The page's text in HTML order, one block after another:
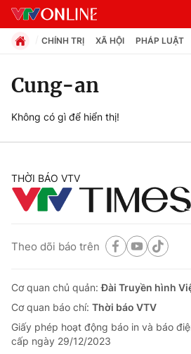
Chuyên mục
Chính trị
Xã hội
Thế giới
Tin tức
Kinh tế
CHÍNH TRỊ XÃ HỘI PHÁP LUẬT
Cung-an
Không có gì để hiển thị!
THỜI BÁO VTV
Theo dõi báo trên
Cơ quan chủ quản:Đài Truyền hình
Cơ quan báo chí: Thời báo VTV
Giấy phép hoạt động báo in và báo
cấp ngày 29/12/2023